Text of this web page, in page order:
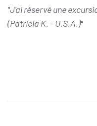
"J'ai réservé une
(Patricia K. - U.S.A.)"